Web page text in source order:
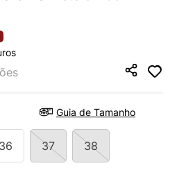
Guia de Tamanho
36 37 38